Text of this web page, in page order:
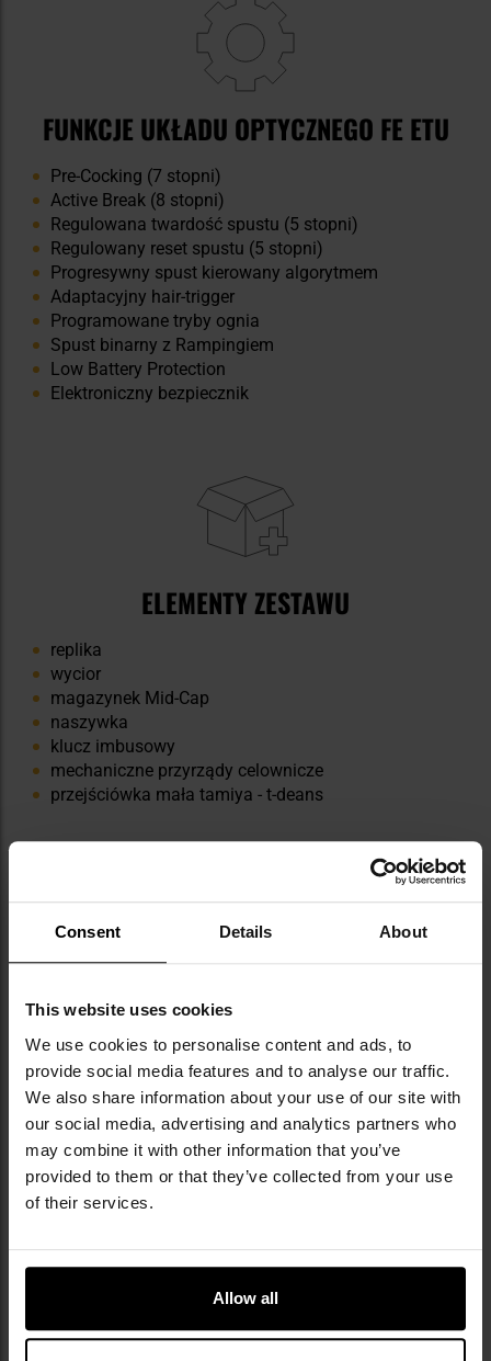
Consent Details About
This website uses cookies
We use cookies to personalise content and ads, to
provide social media features and to analyse our traffic.
We also share information about your use of our site with
our social media, advertising and analytics partners who
may combine it with other information that you’ve
provided to them or that they’ve collected from your use
of their services.
Allow all
FUNKCJE UKŁADU OPTYCZNEGO FE ETU
Pre-Cocking (7 stopni)
Active Break (8 stopni)
Regulowana twardość spustu (5 stopni)
Regulowany reset spustu (5 stopni)
Progresywny spust kierowany algorytmem
Adaptacyjny hair-trigger
Programowane tryby ognia
Spust binarny z Rampingiem
Low Battery Protection
Elektroniczny bezpiecznik
ELEMENTY ZESTAWU
replika
wycior
magazynek Mid-Cap
naszywka
klucz imbusowy
mechaniczne przyrządy celownicze
przejściówka mała tamiya - t-deans
Zestaw nie zawiera akumulatora ani ładowarki.
NAJWAŻNIEJSZE CECHY
Hop-Up
silnik 23T
dysza POM CNC minimalizująca straty powietrza
system szybkiej wymiany sprężyny
optyczny, programowalny układ sterujący FE Optical
dodatkowe akcesoria w zestawie
DANE TECHNICZNE